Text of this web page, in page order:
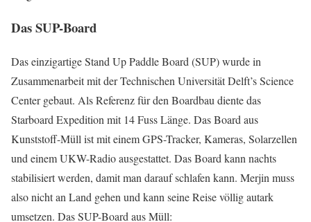
Das SUP-Board
Das einzigartige Stand Up Paddle Board (SUP) wurde in
Zusammenarbeit mit der Technischen Universität Delft’s Science
Center gebaut. Als Referenz für den Boardbau diente das
Starboard Expedition mit 14 Fuss Länge. Das Board aus
Kunststoff-Müll ist mit einem GPS-Tracker, Kameras, Solarzellen
und einem UKW-Radio ausgestattet. Das Board kann nachts
stabilisiert werden, damit man darauf schlafen kann. Merjin muss
also nicht an Land gehen und kann seine Reise völlig autark
umsetzen. Das SUP-Board aus Müll: